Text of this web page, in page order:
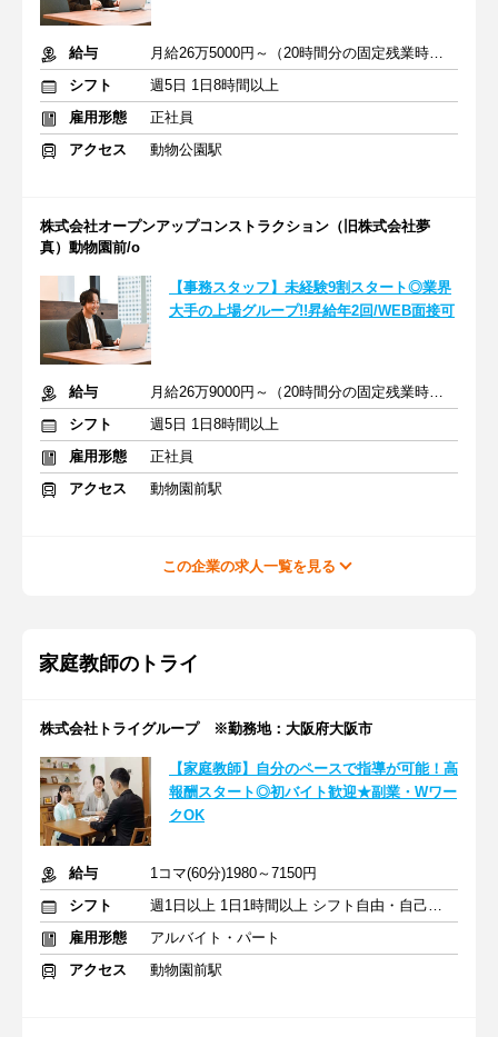
給与
月給26万5000円～（20時間分の固定残業時間代を含む）
シフト
週5日 1日8時間以上
雇用形態
正社員
アクセス
動物公園駅
株式会社オープンアップコンストラクション（旧株式会社夢
真）動物園前/o
【事務スタッフ】未経験9割スタート◎業界
大手の上場グループ!!昇給年2回/WEB面接可
給与
月給26万9000円～（20時間分の固定残業時間代を含む）
シフト
週5日 1日8時間以上
雇用形態
正社員
アクセス
動物園前駅
この企業の求人一覧を見る
家庭教師のトライ
株式会社トライグループ ※勤務地：大阪府大阪市
【家庭教師】自分のペースで指導が可能！高
報酬スタート◎初バイト歓迎★副業・Wワー
クOK
給与
1コマ(60分)1980～7150円
シフト
週1日以上 1日1時間以上 シフト自由・自己申告
雇用形態
アルバイト・パート
アクセス
動物園前駅